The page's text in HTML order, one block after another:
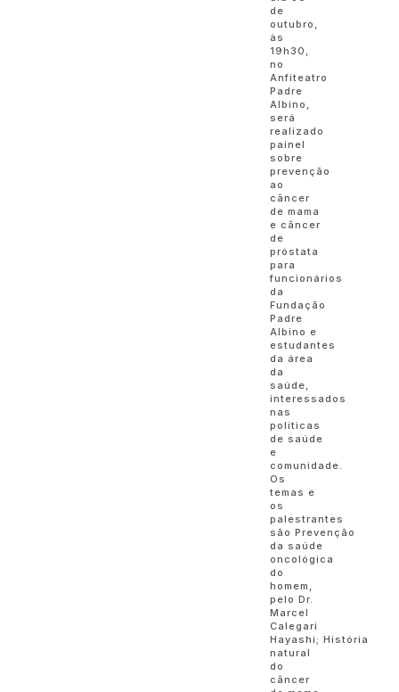
de
outubro,
às
19h30,
no
Anfiteatro
Padre
Albino,
será
realizado
painel
sobre
prevenção
ao
câncer
de mama
e câncer
de
próstata
para
funcionários
da
Fundação
Padre
Albino e
estudantes
da área
da
saúde,
interessados
nas
políticas
de saúde
e
comunidade.
Os
temas e
os
palestrantes
são Prevenção
da saúde
oncológica
do
homem,
pelo Dr.
Marcel
Calegari
Hayashi; História
natural
do
câncer